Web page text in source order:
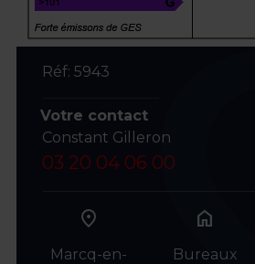
Réf: 5943
Votre contact
Constant Gilleron
03 20 04 06 00
Marcq-en-
home
Bureaux